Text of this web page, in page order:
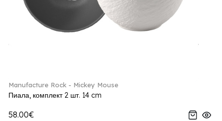
Manufacture Rock - Mickey Mouse
Пиала, комплект 2 шт. 14 cm
58.00€